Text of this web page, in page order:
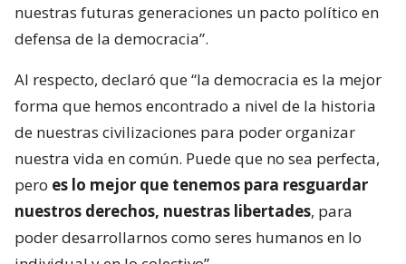
nuestras futuras generaciones un pacto político en
defensa de la democracia”.
Al respecto, declaró que “la democracia es la mejor
forma que hemos encontrado a nivel de la historia
de nuestras civilizaciones para poder organizar
nuestra vida en común. Puede que no sea perfecta,
pero es lo mejor que tenemos para resguardar
nuestros derechos, nuestras libertades, para
poder desarrollarnos como seres humanos en lo